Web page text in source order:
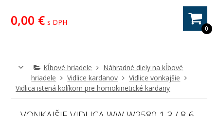
0
0,00 € s DPH
Kĺbové hriadele
Náhradné diely na kĺbové
hriadele
Vidlice kardanov
Vidlice vonkajšie
Vidlica istená kolíkom pre homokinetické kardany